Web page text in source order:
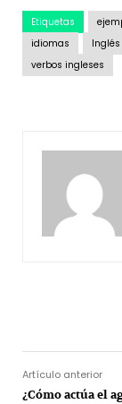
Etiquetas
idiomas
Inglés
verbos ingleses
Artículo anterior
¿Cómo actúa el